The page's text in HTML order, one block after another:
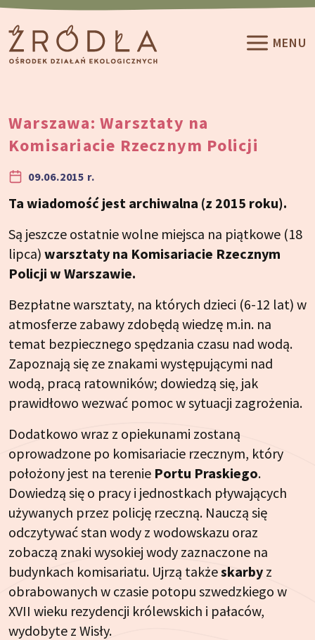
Przeskocz do treści
MENU
Warszawa: Warsztaty na
Komisariacie Rzecznym Policji
09.06.2015 r.
Ta wiadomość jest archiwalna (z 2015 roku).
Są jeszcze ostatnie wolne miejsca na piątkowe (18
lipca) warsztaty na Komisariacie Rzecznym
Policji w Warszawie.
Bezpłatne warsztaty, na których dzieci (6-12 lat) w
atmosferze zabawy zdobędą wiedzę m.in. na
temat bezpiecznego spędzania czasu nad wodą.
Zapoznają się ze znakami występującymi nad
wodą, pracą ratowników; dowiedzą się, jak
prawidłowo wezwać pomoc w sytuacji zagrożenia.
Dodatkowo wraz z opiekunami zostaną
oprowadzone po komisariacie rzecznym, który
położony jest na terenie Portu Praskiego.
Dowiedzą się o pracy i jednostkach pływających
używanych przez policję rzeczną. Nauczą się
odczytywać stan wody z wodowskazu oraz
zobaczą znaki wysokiej wody zaznaczone na
budynkach komisariatu. Ujrzą takżeskarby z
obrabowanych w czasie potopu szwedzkiego w
XVII wieku rezydencji królewskich i pałaców,
wydobyte z Wisły.